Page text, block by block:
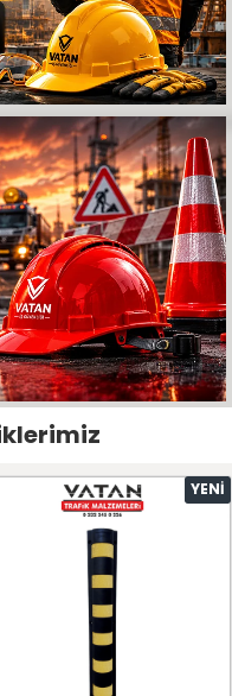
YENI